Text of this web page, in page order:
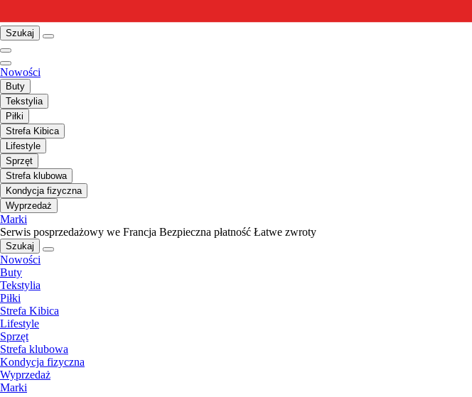
Szukaj
Nowości
Buty
Tekstylia
Piłki
Strefa Kibica
Lifestyle
Sprzęt
Strefa klubowa
Kondycja fizyczna
Wyprzedaż
Marki
Serwis posprzedażowy we Francja Bezpieczna płatność Łatwe zwroty
Szukaj
Nowości
Buty
Tekstylia
Piłki
Strefa Kibica
Lifestyle
Sprzęt
Strefa klubowa
Kondycja fizyczna
Wyprzedaż
Marki